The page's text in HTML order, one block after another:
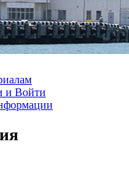
и Войти